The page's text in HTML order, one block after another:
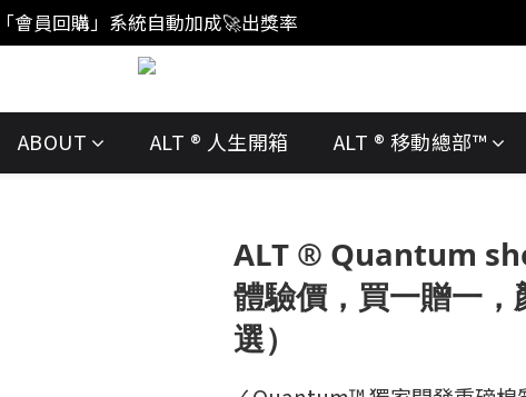
冊新會員」買福袋結帳直接"首購爆擊🥊"
「會員回購」系統自動加成🚀出獎率
冊新會員」買福袋結帳直接"首購爆擊🥊"
ABOUT ALT ® 人生開箱 ALT ® 移動總部™
ALT ® Quantum
體驗價，買一贈一，
選）